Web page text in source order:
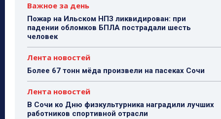
Важное за день
Пожар на Ильском НПЗ ликвидирован: при
падении обломков БПЛА пострадали шесть
человек
Лента новостей
Более 67 тонн мёда произвели на пасеках Сочи
Лента новостей
В Сочи ко Дню физкультурника наградили лучших
работников спортивной отрасли